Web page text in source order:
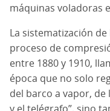
máquinas voladoras
La sistematización
proceso de
entre 1880 y 1910,
época que no solo
del barco a vapor,
y el telégrafo”, sino